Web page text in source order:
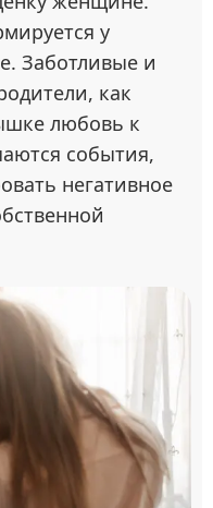
у
Заботливые и
как
любовь к
события,
негативное